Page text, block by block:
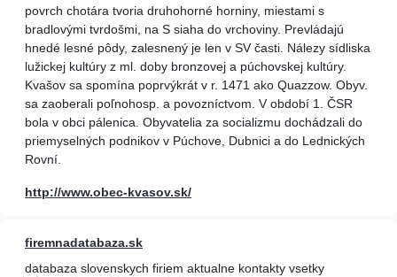
povrch chotára tvoria druhohorné horniny, miestami s
bradlovými tvrdošmi, na S siaha do vrchoviny. Prevládajú
hnedé lesné pôdy, zalesnený je len v SV časti. Nálezy sídliska
lužickej kultúry z ml. doby bronzovej a púchovskej kultúry.
Kvašov sa spomína poprvýkrát v r. 1471 ako Quazzow. Obyv.
sa zaoberali poľnohosp. a povozníctvom. V období 1. ČSR
bola v obci pálenica. Obyvatelia za socializmu dochádzali do
priemyselných podnikov v Púchove, Dubnici a do Lednických
Rovní.
http://www.obec-kvasov.sk/
firemnadatabaza.sk
databaza slovenskych firiem aktualne kontakty vsetky